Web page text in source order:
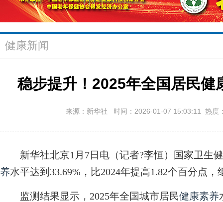
健康新闻
稳步提升！2025年全国居民健
来源：新华社 时间：2026-01-07 15:03:11 热度
新华社北京1月7日电（记者?李恒）国家卫生健
养水平达到33.69%，比2024年提高1.82个百分点
监测结果显示，2025年全国城市居民健康素养